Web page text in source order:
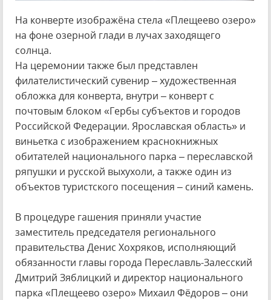
На конверте изображёна стела «Плещеево озеро»
на фоне озерной глади в лучах заходящего
солнца.
На церемонии также был представлен
филателистический сувенир – художественная
обложка для конверта, внутри – конверт с
почтовым блоком «Гербы субъектов и городов
Российской Федерации. Ярославская область» и
виньетка с изображением краснокнижных
обитателей национального парка – переславской
ряпушки и русской выхухоли, а также один из
объектов туристского посещения – синий камень.
В процедуре гашения приняли участие
заместитель председателя регионального
правительства Денис Хохряков, исполняющий
обязанности главы города Переславль-Залесский
Дмитрий Зяблицкий и директор национального
парка «Плещеево озеро» Михаил Фёдоров – они